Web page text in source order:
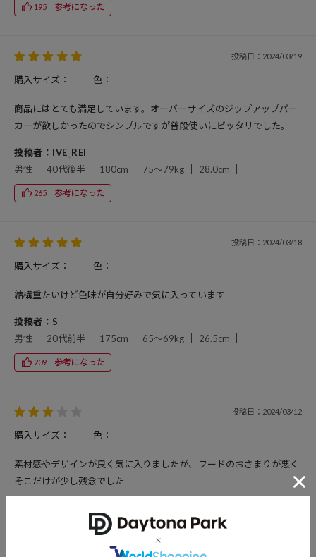
195 参考になった
投稿日：2024/03/19
購入サイズ： 色：
商品にはとても満足しています。オーバーサイズのジップアップパー
カーが欲しかったのでシンプルですが普段使いにピッタリでした。
投稿者：IVE_REI
男性
40代後半 180cm 75～79kg 28.0cm
265 参考になった
投稿日：2024/03/18
購入サイズ： 色：
結構重たいけど色味が自分好みで気に入っています
投稿者：S
男性
20代前半 175cm 65～69kg 26.5cm
209 参考になった
投稿日：2024/03/12
購入サイズ： 色：
素材感やデザインが良く気に入りましたが、フードのおさまりが悪く
そこだけが少し残念でした
187cm